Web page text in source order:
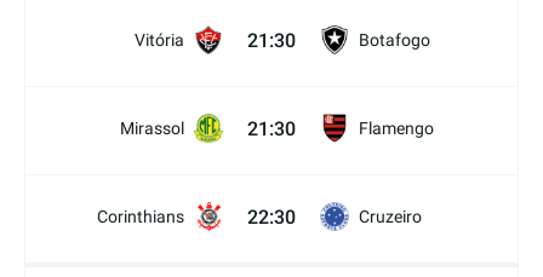
Vitória 21:30 Botafogo
Mirassol 21:30 Flamengo
Corinthians 22:30 Cruzeiro